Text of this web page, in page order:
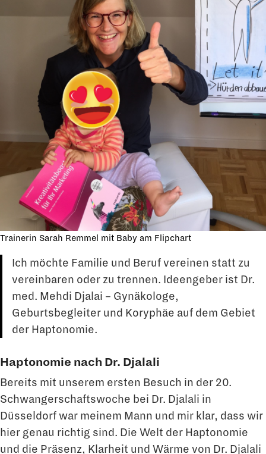
Trainerin Sarah Remmel mit Baby am Flipchart
Ich möchte Familie und Beruf vereinen statt zu
vereinbaren oder zu trennen. Ideengeber ist Dr.
med. Mehdi Djalai – Gynäkologe,
Geburtsbegleiter und Koryphäe auf dem Gebiet
der Haptonomie.
Haptonomie nach Dr. Djalali
Bereits mit unserem ersten Besuch in der 20.
Schwangerschaftswoche bei Dr. Djalali in
Düsseldorf war meinem Mann und mir klar, dass wir
hier genau richtig sind. Die Welt der Haptonomie
und die Präsenz, Klarheit und Wärme von Dr. Djalali